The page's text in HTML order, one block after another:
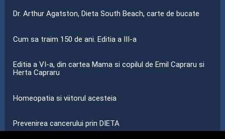
Dr. Arthur Agatston, Dieta South Beach, carte de bucate
Cum sa traim 150 de ani. Editia a III-a
Editia a VI-a, din cartea Mama si copilul de Emil Capraru si
Herta Capraru
Homeopatia si viitorul acesteia
Prevenirea cancerului prin DIETA